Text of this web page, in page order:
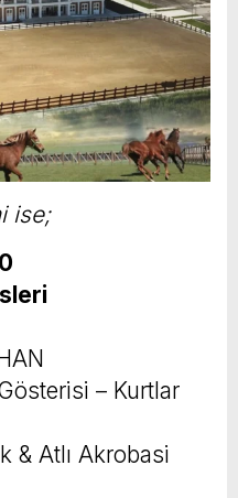
ise;
– Kurtlar
& Atlı Akrobasi